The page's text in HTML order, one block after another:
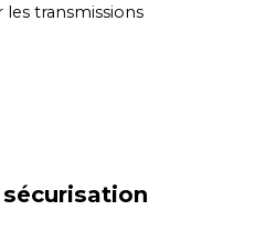
transmissions